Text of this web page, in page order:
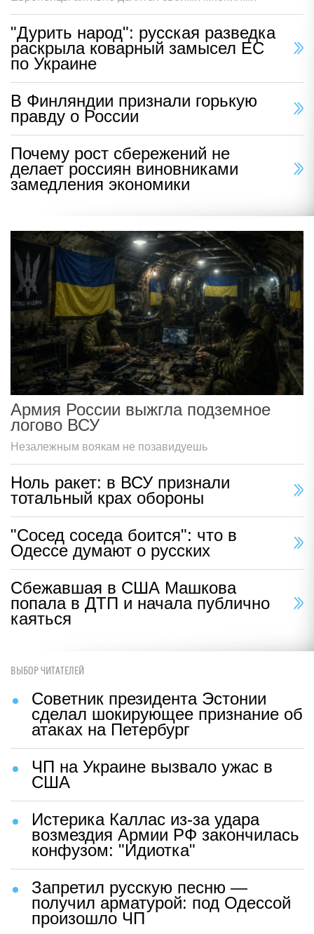
"Дурить народ": русская разведка
раскрыла коварный замысел ЕС
по Украине
В Финляндии признали горькую
правду о России
Почему рост сбережений не
делает россиян виновниками
замедления экономики
Армия России выжгла подземное
логово ВСУ
Незалежным воякам не позавидуешь
Ноль ракет: в ВСУ признали
тотальный крах обороны
"Сосед соседа боится": что в
Одессе думают о русских
Сбежавшая в США Машкова
попала в ДТП и начала публично
каяться
ВЫБОР ЧИТАТЕЛЕЙ
Советник президента Эстонии
сделал шокирующее признание об
атаках на Петербург
ЧП на Украине вызвало ужас в
США
Истерика Каллас из-за удара
возмездия Армии РФ закончилась
конфузом: "Идиотка"
Запретил русскую песню —
получил арматурой: под Одессой
произошло ЧП